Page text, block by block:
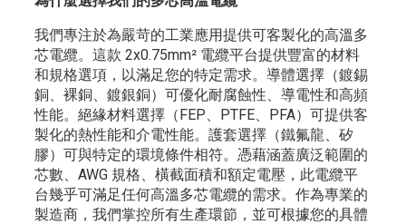
我們專注於為嚴苛的工業應用提供可客製化的高溫多
芯電纜。這款 2x0.75mm² 電纜平台提供豐富的材料
和規格選項，以滿足您的特定需求。導體選擇（鍍錫
銅、裸銅、鍍銀銅）可優化耐腐蝕性、導電性和高頻
性能。絕緣材料選擇（FEP、PTFE、PFA）可提供客
製化的熱性能和介電性能。護套選擇（鐵氟龍、矽
膠）可與特定的環境條件相符。憑藉涵蓋廣泛範圍的
芯數、AWG 規格、橫截面積和額定電壓，此電纜平
台幾乎可滿足任何高溫多芯電纜的需求。作為專業的
製造商，我們掌控所有生產環節，並可根據您的具體